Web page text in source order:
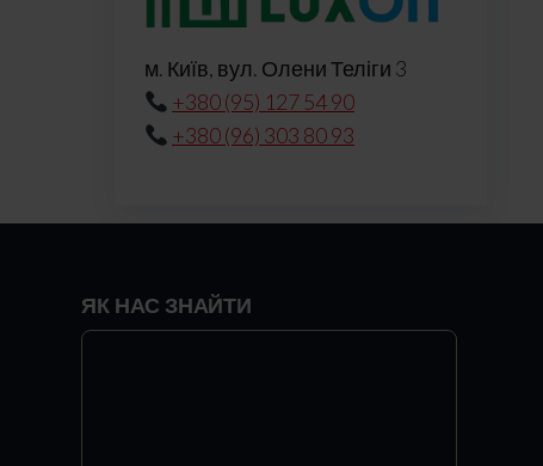
м. Київ, вул. Олени Теліги 3
+380 (95) 127 54 90
+380 (96) 303 80 93
ЯК НАС ЗНАЙТИ